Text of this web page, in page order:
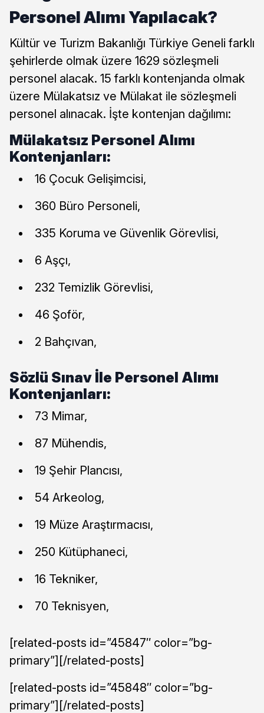
Personel Alımı Yapılacak?
Kültür ve Turizm Bakanlığı Türkiye Geneli farklı
şehirlerde olmak üzere 1629 sözleşmeli
personel alacak. 15 farklı kontenjanda olmak
üzere Mülakatsız ve Mülakat ile sözleşmeli
personel alınacak. İşte kontenjan dağılımı:
Mülakatsız Personel Alımı
Kontenjanları:
16 Çocuk Gelişimcisi,
360 Büro Personeli,
335 Koruma ve Güvenlik Görevlisi,
6 Aşçı,
232 Temizlik Görevlisi,
46 Şoför,
2 Bahçıvan,
Sözlü Sınav İle Personel Alımı
Kontenjanları:
73 Mimar,
87 Mühendis,
19 Şehir Plancısı,
54 Arkeolog,
19 Müze Araştırmacısı,
250 Kütüphaneci,
16 Tekniker,
70 Teknisyen,
[related-posts id=”45847″ color=”bg-
primary”][/related-posts]
[related-posts id=”45848″ color=”bg-
primary”][/related-posts]